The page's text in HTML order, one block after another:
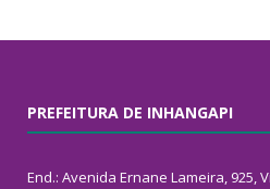
PREFEITURA DE INHANGAPI
End.: Avenida Ernane Lameira, 925,